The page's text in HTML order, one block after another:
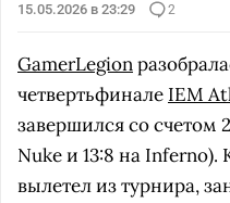
15.05.2026 в 23:29 2
GamerLegion
четвертьфинале IEM
завершился со счетом
Nuke и 13:8 на Inferno).
вылетел из турнира,